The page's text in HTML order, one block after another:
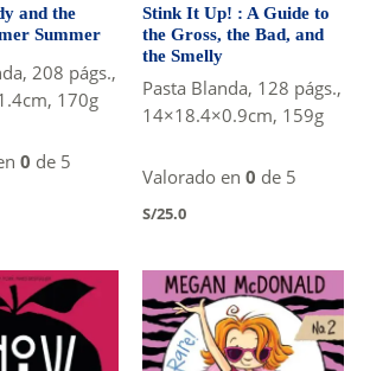
and the
Summer
208 págs.,
170g
0 de 5
Stink It Up! : A Guide to
the Gross, the Bad, and
the Smelly
Pasta Blanda, 128 págs.,
14×18.4×0.9cm, 159g
Valorado en 0 de 5
S/25.0